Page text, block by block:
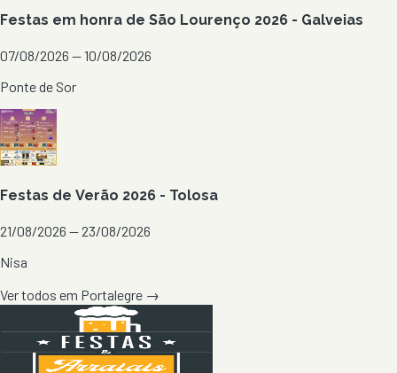
Festas em honra de São Lourenço 2026 - Galveias
07/08/2026 — 10/08/2026
Ponte de Sor
Festas de Verão 2026 - Tolosa
21/08/2026 — 23/08/2026
Nisa
Ver todos em Portalegre →